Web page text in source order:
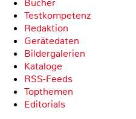
Testkompetenz
Redaktion
Gerätedaten
Bildergalerien
Kataloge
RSS-Feeds
Topthemen
Editorials